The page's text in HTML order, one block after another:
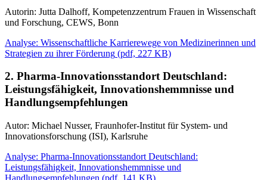
Autorin: Jutta Dalhoff, Kompetenzzentrum Frauen in Wissenschaft
und Forschung, CEWS, Bonn
Analyse: Wissenschaftliche Karrierewege von Medizinerinnen und
Strategien zu ihrer Förderung (pdf, 227 KB)
2. Pharma-Innovationsstandort Deutschland:
Leistungsfähigkeit, Innovationshemmnisse und
Handlungsempfehlungen
Autor: Michael Nusser, Fraunhofer-Institut für System- und
Innovationsforschung (ISI), Karlsruhe
Analyse: Pharma-Innovationsstandort Deutschland:
Leistungsfähigkeit, Innovationshemmnisse und
Handlungsempfehlungen (pdf, 141 KB)